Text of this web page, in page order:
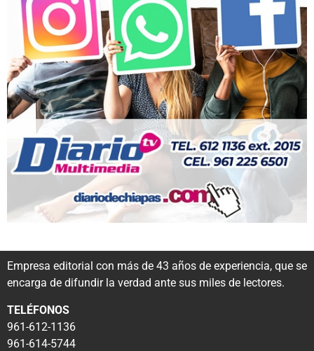
Empresa editorial con más de 43 años de experiencia, que se
encarga de difundir la verdad ante sus miles de lectores.
TELÉFONOS
961-612-1136
961-614-5744